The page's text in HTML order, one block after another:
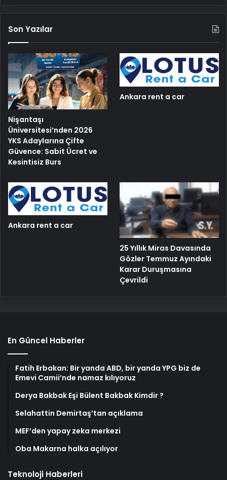
Son Yazılar
Nişantaşı
Üniversitesi’nden 2026
YKS Adaylarına Çifte
Güvence: Sabit Ücret ve
Kesintisiz Burs
Ankara rent a car
Ankara rent a car
25 Yıllık Miras Davasında
Gözler Temmuz Ayındaki
Karar Duruşmasına
Çevrildi
En Güncel Haberler
Fatih Erbakan: Bir yanda ABD, bir yanda YPG biz de
Emevi Camii’nde namaz kılıyoruz
Derya Bakbak Eşi Bülent Bakbak Kimdir ?
Selahattin Demirtaş’tan açıklama
MEF’den yapay zeka merkezi
Oba Makarna halka açılıyor
Teknoloji Haberleri